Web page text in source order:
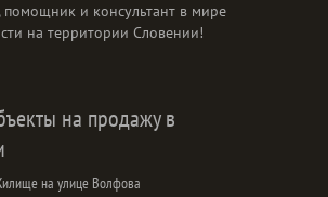
помощник и консультант в мире
на территории Словении!
на продажу в
на улице Волфова